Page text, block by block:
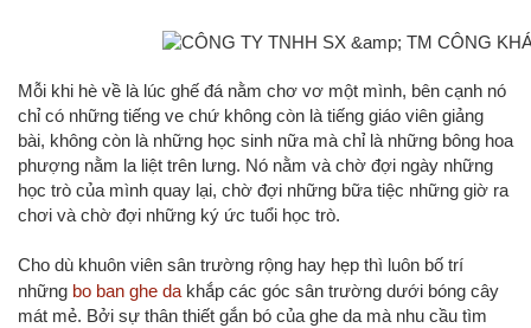
Mỗi khi hè về là lúc ghế đá nằm chơ vơ một mình, bên cạnh nó
chỉ có những tiếng ve chứ không còn là tiếng giáo viên giảng
bài, không còn là những học sinh nữa mà chỉ là những bông hoa
phượng nằm la liệt trên lưng. Nó nằm và chờ đợi ngày những
học trò của mình quay lại, chờ đợi những bữa tiệc những giờ ra
chơi và chờ đợi những ký ức tuổi học trò.
Cho dù khuôn viên sân trường rộng hay hẹp thì luôn bố trí
những bo ban ghe dakhắp các góc sân trường dưới bóng cây
mát mẻ. Bởi sự thân thiết gắn bó của ghe da mà nhu cầu tìm